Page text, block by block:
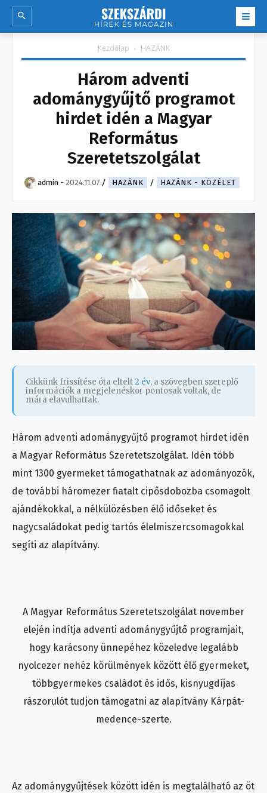
Kezdőlap HAZÁNK
Három adventi
adománygyűjtő programot
hirdet idén a Magyar
Református
Szeretetszolgálat
admin - 2024.11.07. HAZÁNK HAZÁNK - KÖZÉLET
Cikkünk frissítése óta eltelt2 év, a szövegben szereplő
információk a megjelenéskor pontosak voltak, de
mára elavulhattak.
Három adventi adománygyűjtő programot hirdet idén
a Magyar Református Szeretetszolgálat. Idén több
mint 1300 gyermeket támogathatnak az adományozók,
de további háromezer fiatalt cipősdobozba csomagolt
ajándékokkal, a nélkülözésben élő időseket és
nagycsaládokat pedig tartós élelmiszercsomagokkal
segíti az alapítvány.
A Magyar Református Szeretetszolgálat november
elején indítja adventi adománygyűjtő programjait,
hogy karácsony ünnepéhez közeledve legalább
nyolcezer nehéz körülmények között élő gyermeket,
többgyermekes családot és idős, kisnyugdíjas
rászorulót tudjon támogatni az alapítvány Kárpát-
medence-szerte.
Az adománygyűjtések között idén is megtalálható az öt